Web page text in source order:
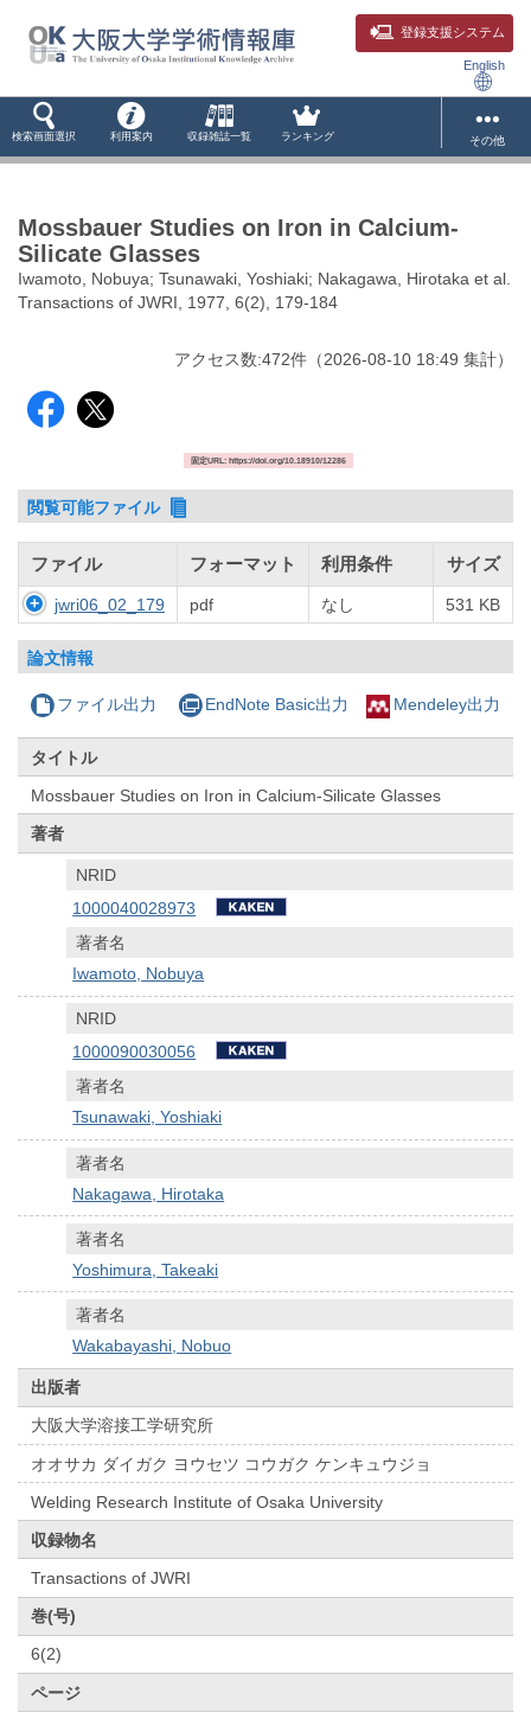
登録支援システム
English
検索画面選択 利用案内 収録雑誌一覧 ランキング その他
Mossbauer Studies on Iron in Calcium-
Silicate Glasses
Iwamoto, Nobuya; Tsunawaki, Yoshiaki; Nakagawa, Hirotaka et al.
Transactions of JWRI, 1977, 6(2), 179-184
アクセス数:472件 （2026-08-10 18:49 集計）
固定URL: https://doi.org/10.18910/12286
閲覧可能ファイル
ファイル フォーマット 利用条件 サイズ
jwri06_02_179 pdf なし 531 KB
論文情報
ファイル出力 EndNote Basic出力 Mendeley出力
タイトル
Mossbauer Studies on Iron in Calcium-Silicate Glasses
著者
NRID
1000040028973
著者名
Iwamoto, Nobuya
NRID
1000090030056
著者名
Tsunawaki, Yoshiaki
著者名
Nakagawa, Hirotaka
著者名
Yoshimura, Takeaki
著者名
Wakabayashi, Nobuo
出版者
大阪大学溶接工学研究所
オオサカ ダイガク ヨウセツ コウガク ケンキュウジョ
Welding Research Institute of Osaka University
収録物名
Transactions of JWRI
巻(号)
6(2)
ページ